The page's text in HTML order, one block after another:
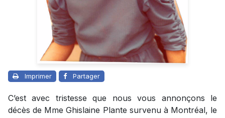
Imprimer Partager
C’est avec tristesse que nous vous annonçons le
décès de Mme Ghislaine Plante survenu à Montréal, le